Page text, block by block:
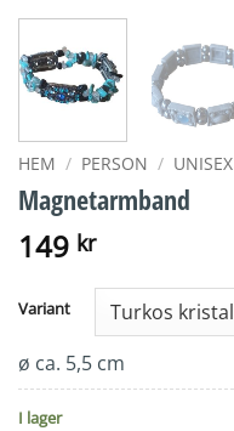
HEM / PERSON / UNISEX
Magnetarmband
149 kr
Variant
ø ca. 5,5 cm
I lager